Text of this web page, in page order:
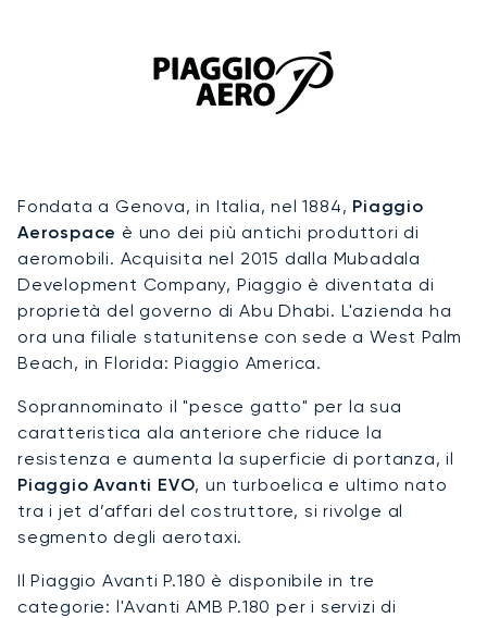
Fondata a Genova, in Italia, nel 1884, Piaggio
Aerospace è uno dei più antichi produttori di
aeromobili. Acquisita nel 2015 dalla Mubadala
Development Company, Piaggio è diventata di
proprietà del governo di Abu Dhabi. L'azienda ha
ora una filiale statunitense con sede a West Palm
Beach, in Florida: Piaggio America.
Soprannominato il "pesce gatto" per la sua
caratteristica ala anteriore che riduce la
resistenza e aumenta la superficie di portanza, il
Piaggio Avanti EVO, un turboelica e ultimo nato
tra i jet d’affari del costruttore, si rivolge al
segmento degli aerotaxi.
Il Piaggio Avanti P.180 è disponibile in tre
categorie: l'Avanti AMB P.180 per i servizi di